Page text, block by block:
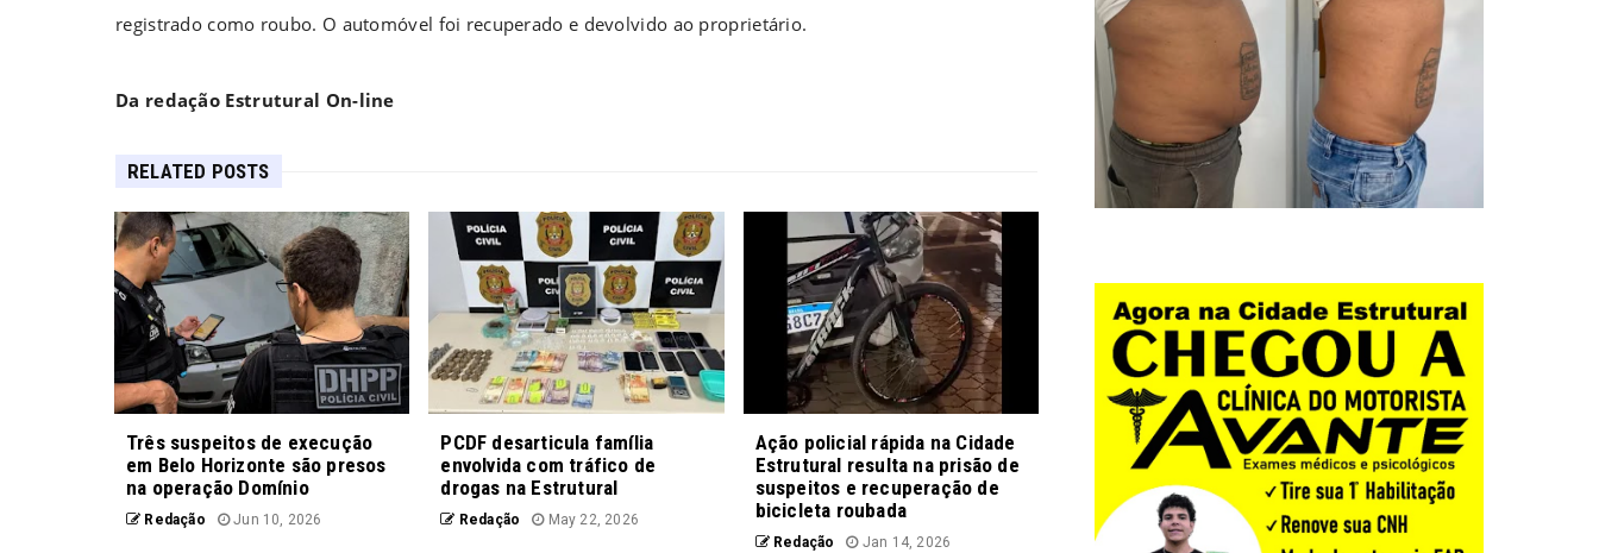
registrado como roubo. O automóvel foi recuperado e devolvido ao proprietário.
Da redação Estrutural On-line
RELATED POSTS
Três suspeitos de execução
em Belo Horizonte são presos
na operação Domínio
Redação Jun 10, 2026
PCDF desarticula família
envolvida com tráfico de
drogas na Estrutural
Redação May 22, 2026
Ação policial rápida na Cidade
Estrutural resulta na prisão de
suspeitos e recuperação de
bicicleta roubada
Redação Jan 14, 2026